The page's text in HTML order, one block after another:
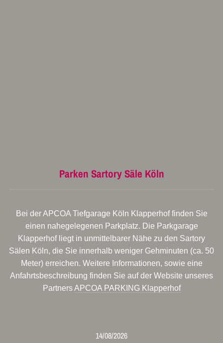
Parken Sartory Säle Köln
Bei der APCOA Tiefgarage Köln Klapperhof finden Sie
einen nahegelegenen Parkplatz. Die Parkgarage
Klapperhof liegt in unmittelbarer Nähe zu den Sartory
Sälen Köln, die Sie innerhalb weniger Gehminuten (ca. 50
Meter) erreichen. Weitere Informationen, sowie eine
Anfahrtsbeschreibung finden Sie auf der Website unseres
PartnersAPCOA PARKING Klapperhof
14/08/2026